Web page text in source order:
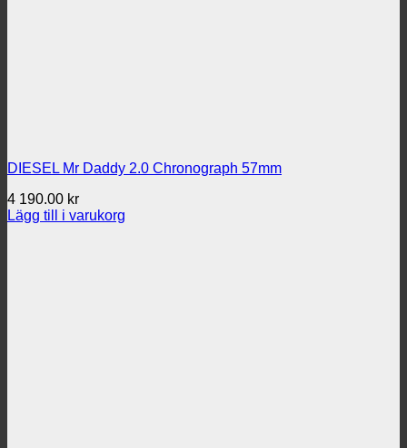
DIESEL Mr Daddy 2.0 Chronograph 57mm
4 190.00 kr
Lägg till i varukorg